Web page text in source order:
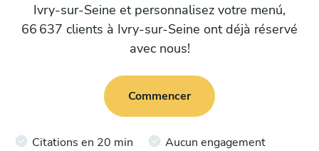
Ivry-sur-Seine et personnalisez votre menú,
66 637 clients à Ivry-sur-Seine ont déjà réservé
avec nous!
Commencer
Citations en 20 min Aucun engagement